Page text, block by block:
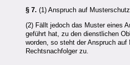
§ 7. (1) Anspruch auf
(2) Fällt jedoch das Muster eines
geführt hat, zu den dienstlichen
worden, so steht der Anspruch
Rechtsnachfolger zu.